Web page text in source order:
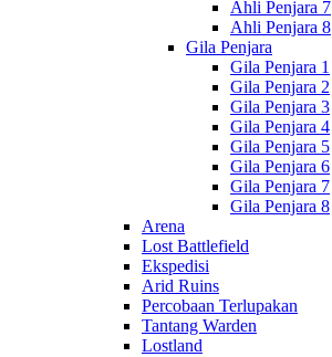
Ahli Penjara 7
Ahli Penjara 8
Gila Penjara
Gila Penjara 1
Gila Penjara 2
Gila Penjara 3
Gila Penjara 4
Gila Penjara 5
Gila Penjara 6
Gila Penjara 7
Gila Penjara 8
Arena
Lost Battlefield
Ekspedisi
Arid Ruins
Percobaan Terlupakan
Tantang Warden
Lostland